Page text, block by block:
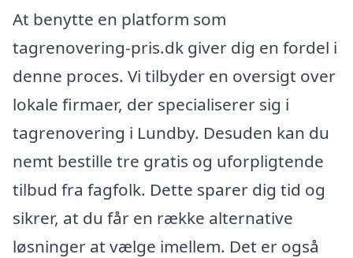
At benytte en platform som
tagrenovering-pris.dk giver dig en fordel i
denne proces. Vi tilbyder en oversigt over
lokale firmaer, der specialiserer sig i
tagrenovering i Lundby. Desuden kan du
nemt bestille tre gratis og uforpligtende
tilbud fra fagfolk. Dette sparer dig tid og
sikrer, at du får en række alternative
løsninger at vælge imellem. Det er også